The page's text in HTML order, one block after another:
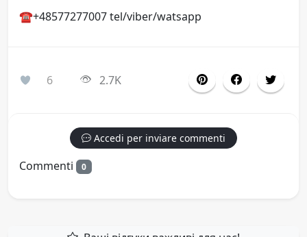
☎️+48577277007 tel/viber/watsapp
6 2.7K
Accedi per inviare commenti
Commenti 0